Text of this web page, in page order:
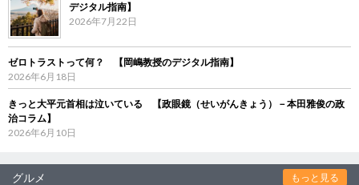
デジタル指南】
2026年7月22日
ゼロトラストって何？ 【岡嶋教授のデジタル指南】
2026年6月18日
きっと大平元首相は泣いている 【政眼鏡（せいがんきょう）－本田雅俊の政
治コラム】
2026年6月10日
グルメ もっと見る